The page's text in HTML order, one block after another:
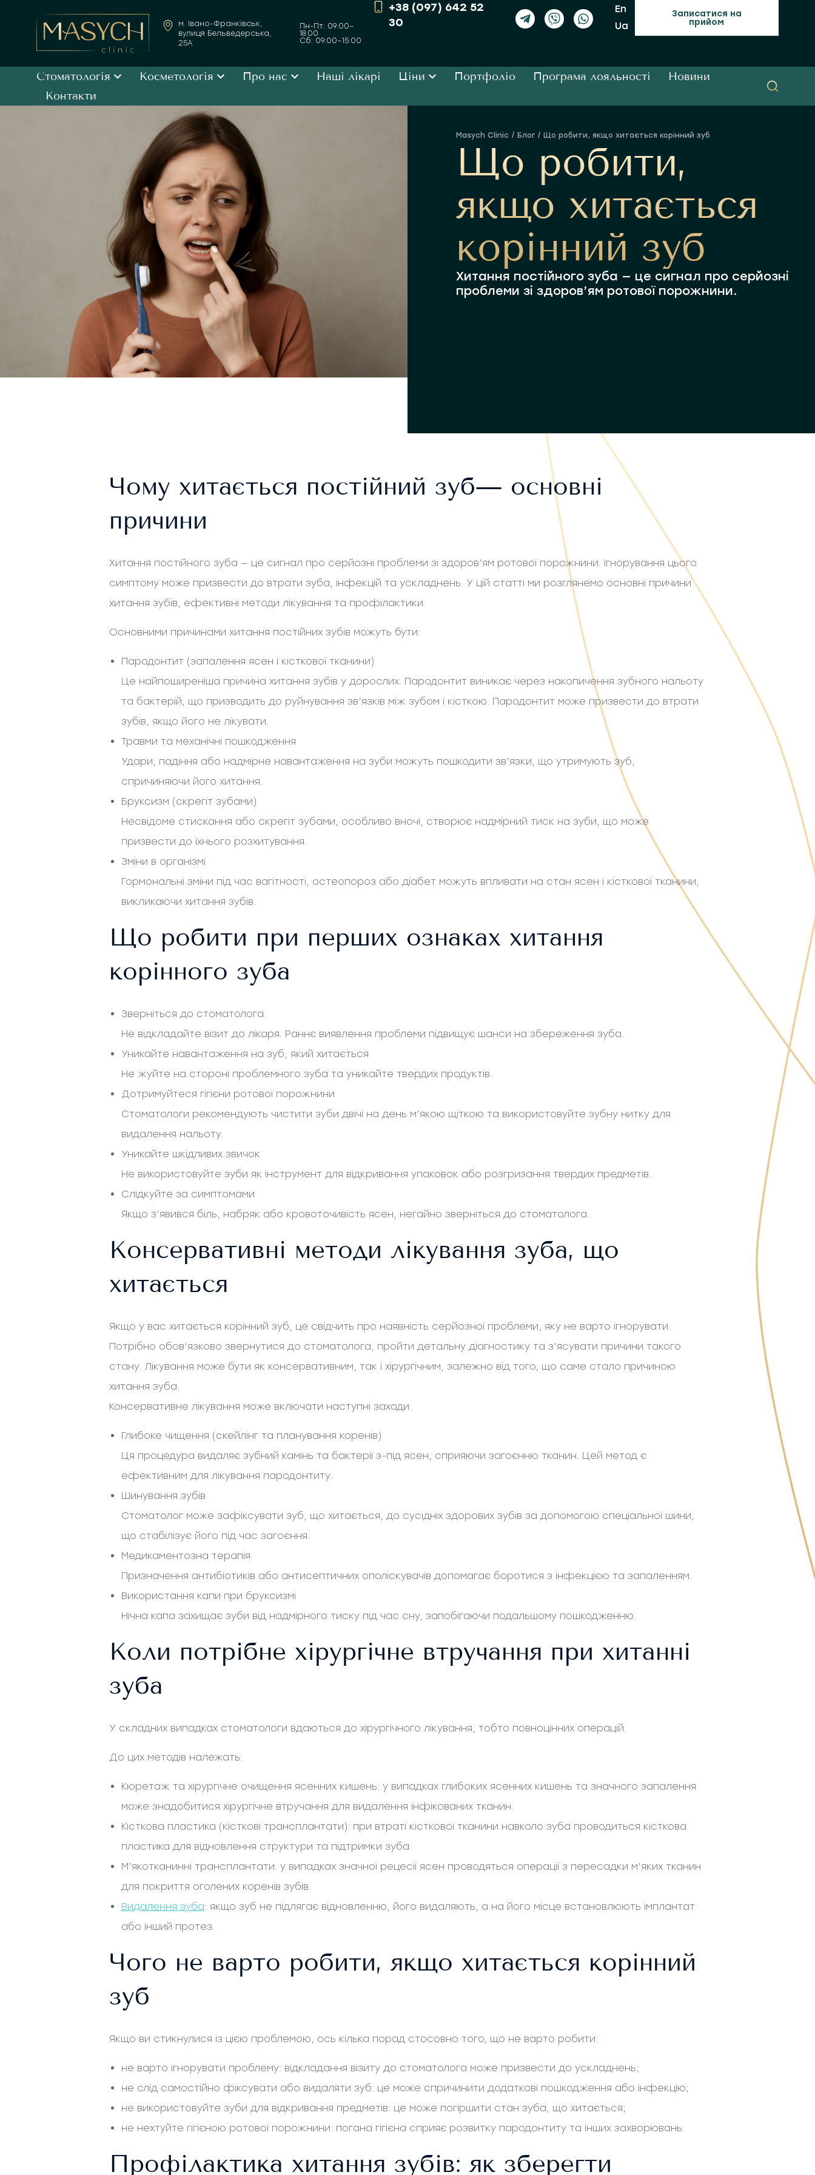
м. Івано-Франківськ,
вулиця Бельведерська,
25А
Пн-Пт: 09:00–
18:00
Сб: 09:00–15:00
+38 (097) 642 52
30
En
Ua
Записатися на
прийом
Стоматологія Косметологія Про нас Наші лікарі Ціни Портфоліо Програма лояльності
Новини
Контакти
Ви тут: Блог Що робити, якщо хитається корінний зуб
Що робити,
якщо хитається
корінний зуб
Хитання постійного зуба — це сигнал про серйозні
проблеми зі здоров’ям ротової порожнини.
Чому хитається постійний зуб— основні
причини
Хитання постійного зуба — це сигнал про серйозні проблеми зі здоров’ям ротової порожнини. Ігнорування цього
симптому може призвести до втрати зуба, інфекцій та ускладнень. У цій статті ми розглянемо основні причини
хитання зубів, ефективні методи лікування та профілактики.
Основними причинами хитання постійних зубів можуть бути:
Пародонтит (запалення ясен і кісткової тканини)
Це найпоширеніша причина хитання зубів у дорослих. Пародонтит виникає через накопичення зубного нальоту
та бактерій, що призводить до руйнування зв’язків між зубом і кісткою. Пародонтит може призвести до втрати
зубів, якщо його не лікувати.
Травми та механічні пошкодження
Удари, падіння або надмірне навантаження на зуби можуть пошкодити зв’язки, що утримують зуб,
спричиняючи його хитання.
Бруксизм (скрегіт зубами)
Несвідоме стискання або скрегіт зубами, особливо вночі, створює надмірний тиск на зуби, що може
призвести до їхнього розхитування.
Зміни в організмі
Гормональні зміни під час вагітності, остеопороз або діабет можуть впливати на стан ясен і кісткової тканини,
викликаючи хитання зубів.
Що робити при перших ознаках хитання
корінного зуба
Зверніться до стоматолога
Не відкладайте візит до лікаря. Раннє виявлення проблеми підвищує шанси на збереження зуба.
Уникайте навантаження на зуб, який хитається
Не жуйте на стороні проблемного зуба та уникайте твердих продуктів.
Дотримуйтеся гігієни ротової порожнини
Стоматологи рекомендують чистити зуби двічі на день м’якою щіткою та використовуйте зубну нитку для
видалення нальоту.
Уникайте шкідливих звичок
Не використовуйте зуби як інструмент для відкривання упаковок або розгризання твердих предметів.
Слідкуйте за симптомами
Якщо з’явився біль, набряк або кровоточивість ясен, негайно зверніться до стоматолога.
Консервативні методи лікування зуба, що
хитається
Якщо у вас хитається корінний зуб, це свідчить про наявність серйозної проблеми, яку не варто ігнорувати.
Потрібно обов’язково звернутися до стоматолога, пройти детальну діагностику та з’ясувати причини такого
стану. Лікування може бути як консервативним, так і хірургічним, залежно від того, що саме стало причиною
хитання зуба.
Консервативне лікування може включати наступні заходи:
Глибоке чищення (скейлінг та планування коренів)
Ця процедура видаляє зубний камінь та бактерії з-під ясен, сприяючи загоєнню тканин. Цей метод є
ефективним для лікування пародонтиту.
Шинування зубів
Стоматолог може зафіксувати зуб, що хитається, до сусідніх здорових зубів за допомогою спеціальної шини,
що стабілізує його під час загоєння.
Медикаментозна терапія
Призначення антибіотиків або антисептичних ополіскувачів допомагає боротися з інфекцією та запаленням.
Використання капи при бруксизмі
Нічна капа захищає зуби від надмірного тиску під час сну, запобігаючи подальшому пошкодженню.
Коли потрібне хірургічне втручання при хитанні
зуба
У складних випадках стоматологи вдаються до хірургічного лікування, тобто повноцінних операцій.
До цих методів належать:
Кюретаж та хірургічне очищення ясенних кишень: у випадках глибоких ясенних кишень та значного запалення
може знадобитися хірургічне втручання для видалення інфікованих тканин.
Кісткова пластика (кісткові трансплантати): при втраті кісткової тканини навколо зуба проводиться кісткова
пластика для відновлення структури та підтримки зуба.
М’якотканинні трансплантати: у випадках значної рецесії ясен проводяться операції з пересадки м’яких тканин
для покриття оголених коренів зубів.
Видалення зуба: якщо зуб не підлягає відновленню, його видаляють, а на його місце встановлюють імплантат
або інший протез.
Чого не варто робити, якщо хитається корінний
зуб
Якщо ви стикнулися із цією проблемою, ось кілька порад стосовно того, що не варто робити:
не варто ігнорувати проблему: відкладання візиту до стоматолога може призвести до ускладнень;
не слід самостійно фіксувати або видаляти зуб: це може спричинити додаткові пошкодження або інфекцію;
не використовуйте зуби для відкривання предметів: це може погіршити стан зуба, що хитається;
не нехтуйте гігієною ротової порожнини: погана гігієна сприяє розвитку пародонтиту та інших захворювань.
Профілактика хитання зубів: як зберегти